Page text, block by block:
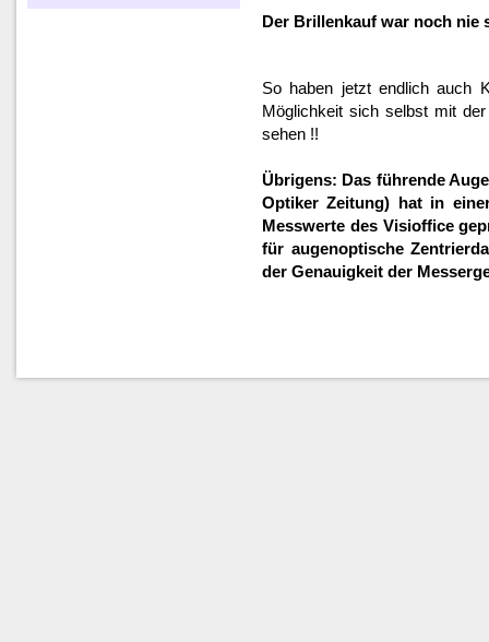
Der Brillenkauf war noch nie
So haben jetzt endlich auch
Möglichkeit sich selbst mit
sehen !!
Übrigens: Das führende
Optiker Zeitung) hat in
Messwerte des Visioffice
für augenoptische
der Genauigkeit der